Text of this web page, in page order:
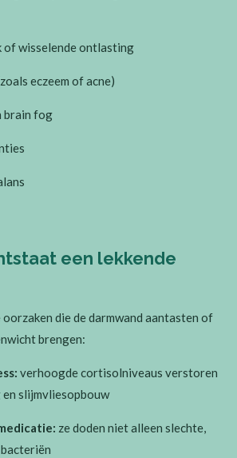
of wisselende ontlasting
eczeem of acne)
brain fog
een lekkende
die de darmwand aantasten of
brengen:
verhoogde cortisolniveaus verstoren
slijmvliesopbouw
ze doden niet alleen slechte,